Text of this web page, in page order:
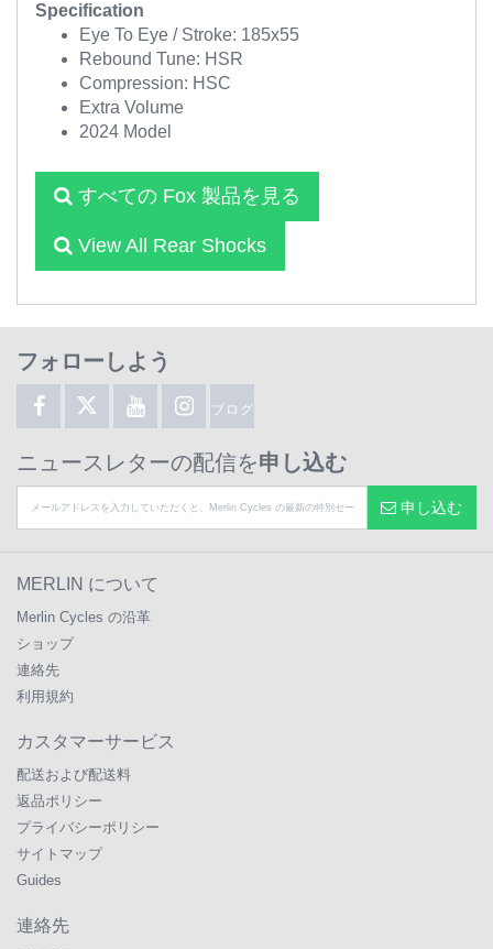
Specification
Eye To Eye / Stroke: 185x55
Rebound Tune: HSR
Compression: HSC
Extra Volume
2024 Model
すべての Fox 製品を見る
View All Rear Shocks
フォローしよう
ブログ
ニュースレターの配信を申し込む
申し込む
MERLIN について
Merlin Cycles の沿革
ショップ
連絡先
利用規約
カスタマーサービス
配送および配送料
返品ポリシー
プライバシーポリシー
サイトマップ
Guides
連絡先